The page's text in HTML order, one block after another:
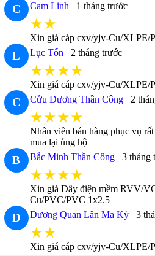
C Cam Linh 1 tháng trước
★★
Xin giá cáp cxv/yjv-Cu/XLPE/
L Lục Tốn 2 tháng trước
★★★★
Xin giá cáp cxv/yjv-Cu/XLPE/
C Cửu Dương Thần Công 2
★★★★
Nhân viên bán hàng phục vụ
mua lại ủng hộ
B Bắc Minh Thần Công 3 tháng
★★★★
Xin giá Dây điện mềm RVV/
Cu/PVC/PVC 1x2.5
D Dương Quan Lân Ma Kỳ 3
★★
Xin giá cáp cxv/yjv-Cu/XLPE/